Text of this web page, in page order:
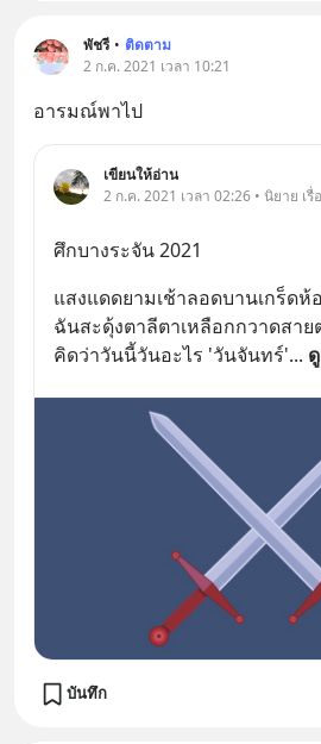
พัชรี • ติดตาม
2 ก.ค. 2021 เวลา 10:21
อารมณ์พาไป
เขียนให้อ่าน
2 ก.ค. 2021 เวลา 02:26 • นิยาย เรื่
ศึกบางระจัน 2021
แสงแดดยามเช้าลอดบานเกร็ดห้
ฉันสะดุ้งตาลีตาเหลือกกวาดสา
คิดว่าวันนี้วันอะไร 'วันจันทร์'...
บันทึก